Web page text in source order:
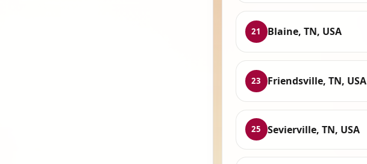
21 Blaine, TN, USA
23 Friendsville, TN, USA
25 Sevierville, TN, USA